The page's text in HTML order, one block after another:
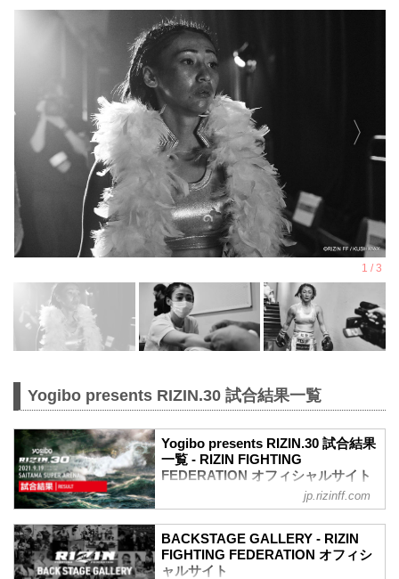
Yogibo presents RIZIN.30 試合結果一覧
Yogibo presents RIZIN.30 試合結果
一覧 - RIZIN FIGHTING
FEDERATION オフィシャルサイト
第10試合／バンタム級トーナメント 2回
RIZIN MMAトーナメントルール：5分
3R（61.0kg）
（WIN）朝倉海 vs. アラン“ヒロ”ヤマニハ
jp.rizinff.com
BACKSTAGE GALLERY - RIZIN
FIGHTING FEDERATION オフィシ
ャルサイト